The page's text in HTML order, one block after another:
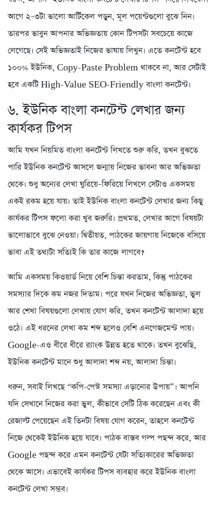
আগে ২–৩টা ভালো আর্টিকেল পড়ুন, মূল পয়েন্টগুলো বুঝে নিন।
তারপর ভাবুন আপনার অভিজ্ঞতায় কোন টিপসটা সবচেয়ে কাজে
লেগেছে। সেই অভিজ্ঞতাই নিজের ভাষায় লিখুন। এতে কনটেন্ট হবে
১০০% ইউনিক, Copy-Paste Problem থাকবে না, আর সেটাই
হবে একটি High-Value SEO-Friendly বাংলা কনটেন্ট।
৬. ইউনিক বাংলা কনটেন্ট লেখার জন্য
কার্যকর টিপস
আমি যখন নিয়মিত বাংলা কনটেন্ট লিখতে শুরু করি, তখন বুঝতে
পারি ইউনিক কনটেন্ট আসলে জন্মায় নিজের ভাবনা আর অভিজ্ঞতা
থেকে। শুধু অন্যের লেখা ঘুরিয়ে–ফিরিয়ে লিখলে সেটাও একসময়
একই রকম হয়ে যায়। তাই ইউনিক বাংলা কনটেন্ট লেখার জন্য কিছু
কার্যকর টিপস ফলো করা খুব জরুরি। প্রথমত, লেখার আগে বিষয়টা
ভালোভাবে বুঝে নেওয়া। দ্বিতীয়ত, পাঠকের জায়গায় নিজেকে বসিয়ে
ভাবা এই তথ্যটা সত্যিই কি তার কাজে লাগবে?
আমি একসময় কিওয়ার্ড নিয়ে বেশি চিন্তা করতাম, কিন্তু পাঠকের
সমস্যার দিকে কম নজর দিতাম। পরে যখন নিজের অভিজ্ঞতা, ভুল
আর শেখা বিষয়গুলো লেখায় যোগ করি, তখন কনটেন্ট আলাদা হয়ে
ওঠে। এই ধরনের লেখা কম শব্দ হলেও বেশি এনগেজমেন্ট পায়।
Google-এও ধীরে ধীরে র‍্যাংক উন্নত হতে থাকে। তখন বুঝেছি,
ইউনিক কনটেন্ট মানে শুধু আলাদা শব্দ নয়, আলাদা চিন্তা।
ধরুন, সবাই লিখছে “কপি-পেস্ট সমস্যা এড়ানোর উপায়”। আপনি
যদি সেখানে নিজের করা ভুল, কীভাবে সেটি ঠিক করেছেন এবং কী
রেজাল্ট পেয়েছেন এই তিনটা বিষয় যোগ করেন, তাহলে কনটেন্ট
নিজে থেকেই ইউনিক হয়ে যাবে। পাঠক বাস্তব গল্প পছন্দ করে, আর
Google পছন্দ করে এমন কনটেন্ট যেটা সত্যিকারের অভিজ্ঞতা
থেকে আসে। এভাবেই কার্যকর টিপস ব্যবহার করে ইউনিক বাংলা
কনটেন্ট লেখা সম্ভব।